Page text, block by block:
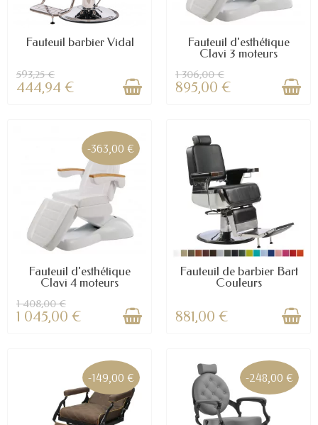
Fauteuil barbier Vidal
593,25 €
444,94 €
Fauteuil d'esthétique
Clavi 3 moteurs
1 306,00 €
895,00 €
-363,00 €
Fauteuil d'esthétique
Clavi 4 moteurs
1 408,00 €
1 045,00 €
Fauteuil de barbier Bart
Couleurs
881,00 €
-149,00 € -248,00 €